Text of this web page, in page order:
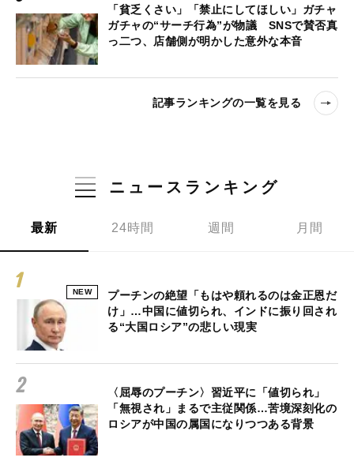
「貧乏くさい」「禁止にしてほしい」ガチャ
ガチャの“サーチ行為”が物議 SNSで賛否真
っ二つ、店舗側が明かした意外な本音
記事ランキングの一覧を見る
ニュースランキング
最新 24時間 週間 月間
NEW
プーチンの絶望「もはや頼れるのは金正恩だ
け」…中国に値切られ、インドに振り回され
る“大国ロシア”の悲しい現実
〈屈辱のプーチン〉習近平に「値切られ」
「無視され」まるで主従関係…苦境深刻化の
ロシアが中国の属国になりつつある背景